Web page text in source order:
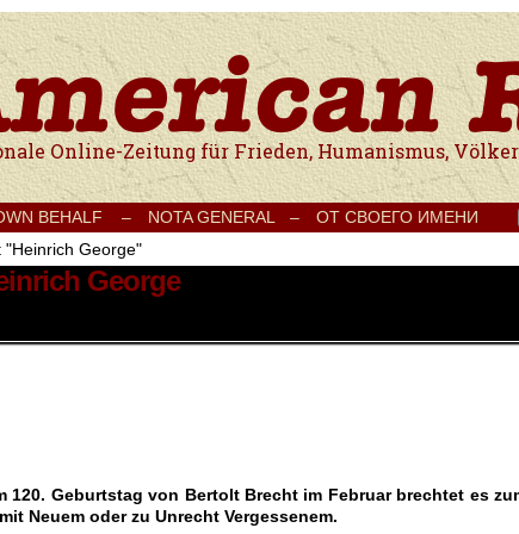
für Frieden, Humanismus, Völkerverständigung und
BEHALF – NOTA GENERAL – ОТ СВОЕГО ИМЕНИ
"Heinrich George"
George
120. Geburtstag von Bertolt Brecht im Februar brechtet es
Neuem oder zu Unrecht Vergessenem.